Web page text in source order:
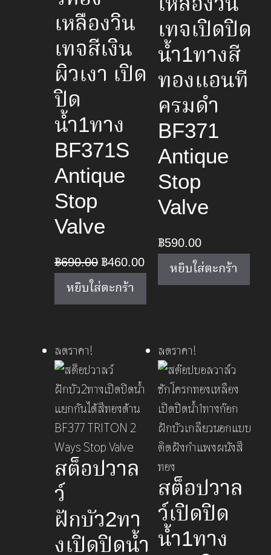
เหลืองวิน
เทจสีเงิน
ผิวเงา เปิด
ปิด
น้ำ1ทาง
BF371S
Antique
Stop
Valve
฿690.00Original
price
was:
฿460.00Current
price
is:
หยิบใส่ตะกร้า
เทจเปิดปิด
น้ำ1ทางสี
ทองแอนที
ครมดำ
BF371
Antique
Stop
Valve
฿590.00
หยิบใส่ตะกร้า
ลดราคา!
สต็อปวาล
ว์
ฝักบัว2ทา
งเปิดปิดน้ำ
ลดราคา!
สต็อปวาล
ว์เปิดปิด
น้ำ1ทาง